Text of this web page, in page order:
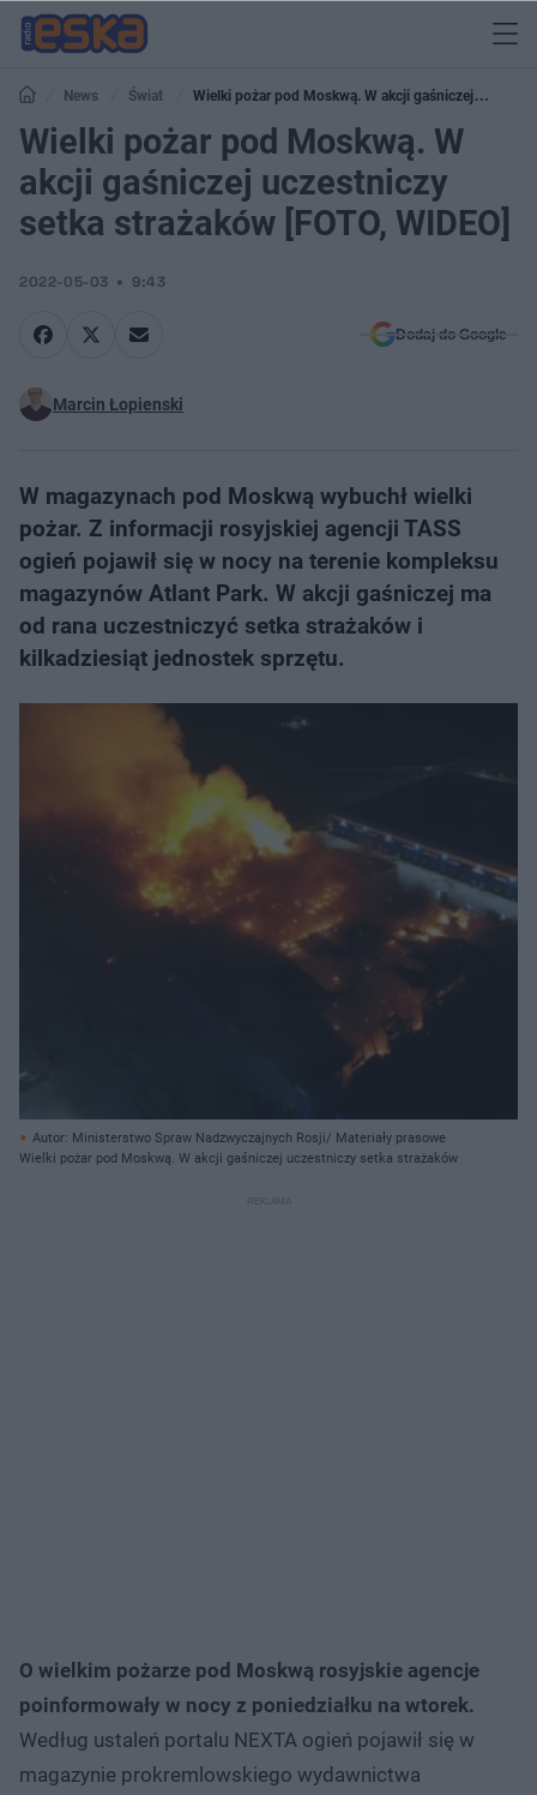
News Świat
Wielki pożar pod Moskwą. W akcji gaśniczej
uczestniczy setka strażaków [FOTO, WIDEO]
Wielki pożar pod Moskwą. W
akcji gaśniczej uczestniczy
setka strażaków [FOTO, WIDEO]
2022-05-03 9:43
Dodaj do Google
Marcin Łopienski
W magazynach pod Moskwą wybuchł wielki
pożar. Z informacji rosyjskiej agencji TASS
ogień pojawił się w nocy na terenie kompleksu
magazynów Atlant Park. W akcji gaśniczej ma
od rana uczestniczyć setka strażaków i
kilkadziesiąt jednostek sprzętu.
Autor: Ministerstwo Spraw Nadzwyczajnych Rosji/ Materiały prasowe
Wielki pożar pod Moskwą. W akcji gaśniczej uczestniczy setka strażaków
O wielkim pożarze pod Moskwą rosyjskie agencje
poinformowały w nocy z poniedziałku na wtorek.
Według ustaleń portalu NEXTA ogień pojawił się w
magazynie prokremlowskiego wydawnictwa